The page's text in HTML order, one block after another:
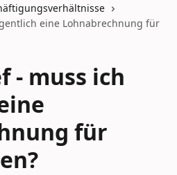
eine Lohnabrechnung für
- muss ich
für